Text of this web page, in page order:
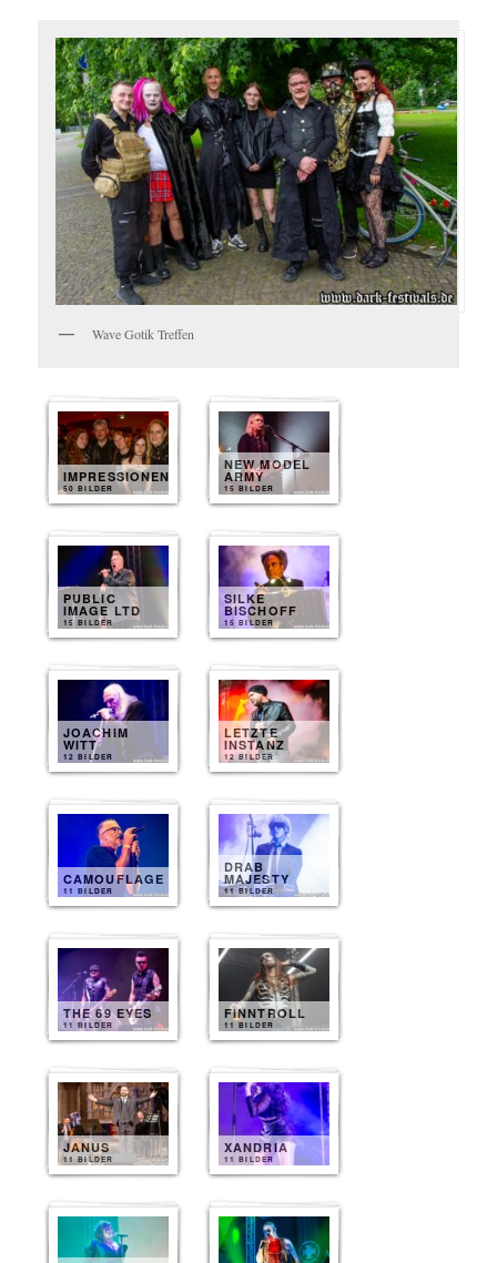
Wave Gotik Treffen
IMPRESSIONEN
50 BILDER
NEW MODEL
ARMY
15 BILDER
PUBLIC
IMAGE LTD
15 BILDER
SILKE
BISCHOFF
15 BILDER
JOACHIM
WITT
12 BILDER
LETZTE
INSTANZ
12 BILDER
CAMOUFLAGE
11 BILDER
DRAB
MAJESTY
11 BILDER
THE 69 EYES
11 BILDER
FINNTROLL
11 BILDER
JANUS
11 BILDER
XANDRIA
11 BILDER